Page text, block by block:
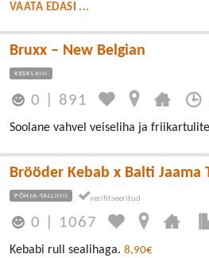
VAATA EDASI ...
Bruxx – New Belgian
KESKLINN
0 891
Soolane vahvel veiseliha ja
Brööder Kebab x Balti Jaama
PÕHJA-TALLINN
0 1067
Kebabi rull sealihaga. 8,90€